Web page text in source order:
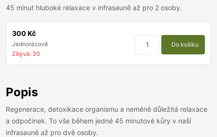
45 minut hluboké relaxace v infrasauně až pro 2 osoby.
300 Kč
Jednorázově
Zbývá: 30
Do košíku
Popis
Regenerace, detoxikace organismu a neméně důležitá relaxace
a odpočinek. To vše během jedné 45 minutové kůry v naší
infrasauně až pro dvě osoby.